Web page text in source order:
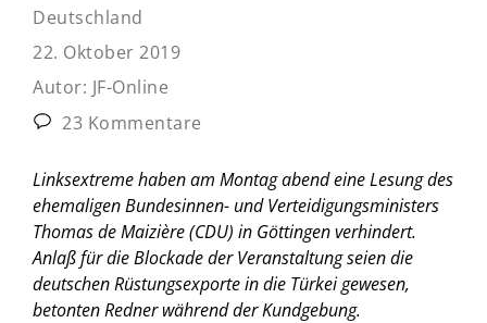
Deutschland
22. Oktober 2019
Autor: JF-Online
23 Kommentare
Linksextreme haben am Montag abend eine Lesung des
ehemaligen Bundesinnen- und Verteidigungsministers
Thomas de Maizière (CDU) in Göttingen verhindert.
Anlaß für die Blockade der Veranstaltung seien die
deutschen Rüstungsexporte in die Türkei gewesen,
betonten Redner während der Kundgebung.